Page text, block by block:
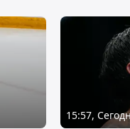
15:57,